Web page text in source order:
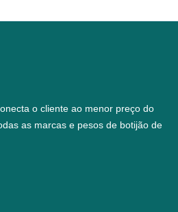
o cliente ao menor preço do
as marcas e pesos de botijão de